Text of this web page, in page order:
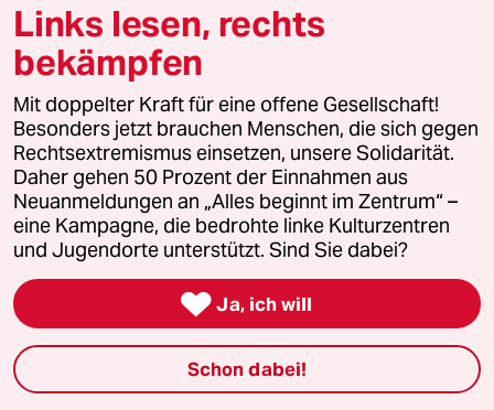
Veranstaltungen
Demnächst
Vor Ort
Live im Stream
Vergangene
taz lab 2027
Links lesen, rechts
bekämpfen
Mit doppelter Kraft für eine offene Gesellschaft!
Besonders jetzt brauchen Menschen, die sich gegen
Rechtsextremismus einsetzen, unsere Solidarität.
Daher gehen 50 Prozent der Einnahmen aus
Neuanmeldungen an „Alles beginnt im Zentrum“ –
eine Kampagne, die bedrohte linke Kulturzentren
und Jugendorte unterstützt. Sind Sie dabei?
 Ja, ich will
Schon dabei!